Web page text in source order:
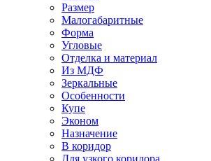
Размер
Малогабаритные
Форма
Угловые
Отделка и материал
Из МДФ
Зеркальные
Особенности
Купе
Эконом
Назначение
В коридор
Для узкого коридора